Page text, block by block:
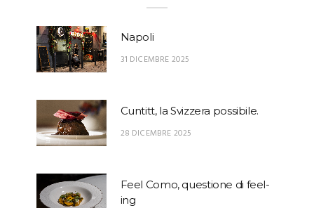
Napoli
31 DICEMBRE 2025
Cuntitt, la Svizzera possibile.
28 DICEMBRE 2025
Feel Como, questione di feel-
ing